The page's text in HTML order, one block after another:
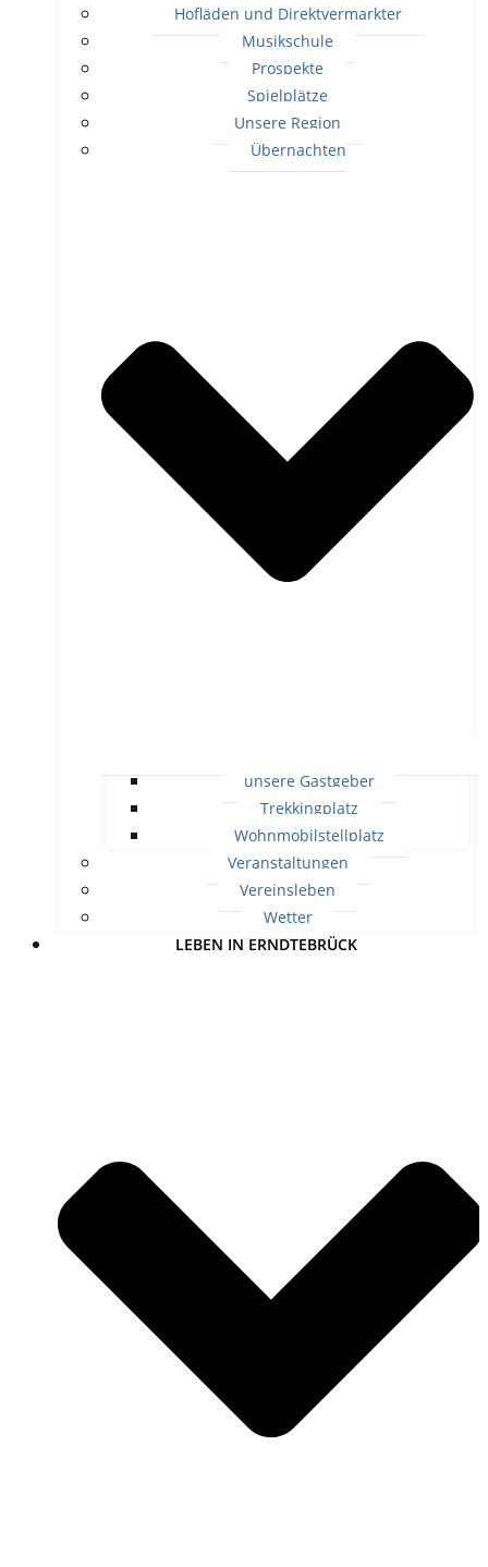
Hofläden und Direktvermarkter
Musikschule
Prospekte
Spielplätze
Unsere Region
Übernachten
unsere Gastgeber
Trekkingplatz
Wohnmobilstellplatz
Veranstaltungen
Vereinsleben
Wetter
LEBEN IN ERNDTEBRÜCK